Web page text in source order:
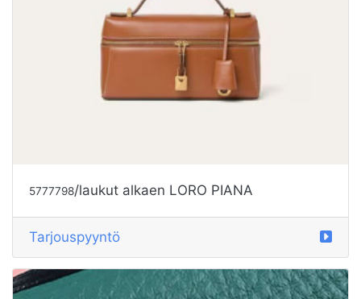
5777798/laukut alkaen LORO PIANA
Tarjouspyyntö